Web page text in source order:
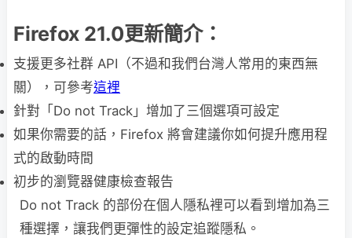
Firefox 21.0更新簡介：
支援更多社群 API（不過和我們台灣人常用的東西無
關），可參考這裡
針對「Do not Track」增加了三個選項可設定
如果你需要的話，Firefox 將會建議你如何提升應用程
式的啟動時間
初步的瀏覽器健康檢查報告
Do not Track 的部份在個人隱私裡可以看到增加為三
種選擇，讓我們更彈性的設定追蹤隱私。